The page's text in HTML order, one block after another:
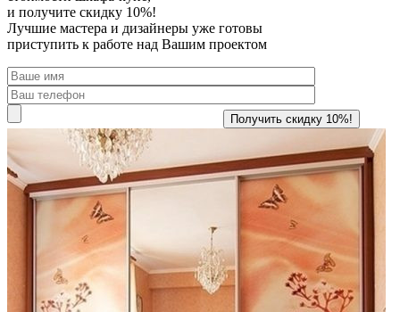
и получите скидку 10%!
Лучшие мастера и дизайнеры уже готовы
приступить к работе над Вашим проектом